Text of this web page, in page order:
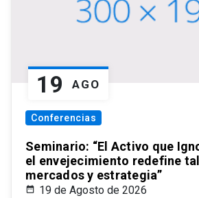
19 AGO
Conferencias
Seminario: “El Activo que
el envejecimiento redefine
mercados y estrategia”
19 de Agosto de 2026